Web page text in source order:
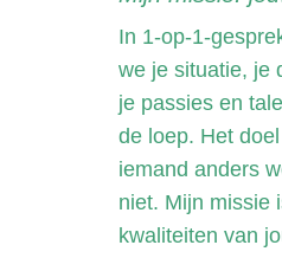
In 1-op-1-
we je situatie, je
je passies en
de loep. Het
iemand anders
niet. Mijn missie
kwaliteiten van